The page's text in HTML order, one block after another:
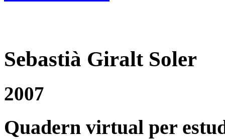
Sebastià Giralt Soler
2007
Quadern virtual per